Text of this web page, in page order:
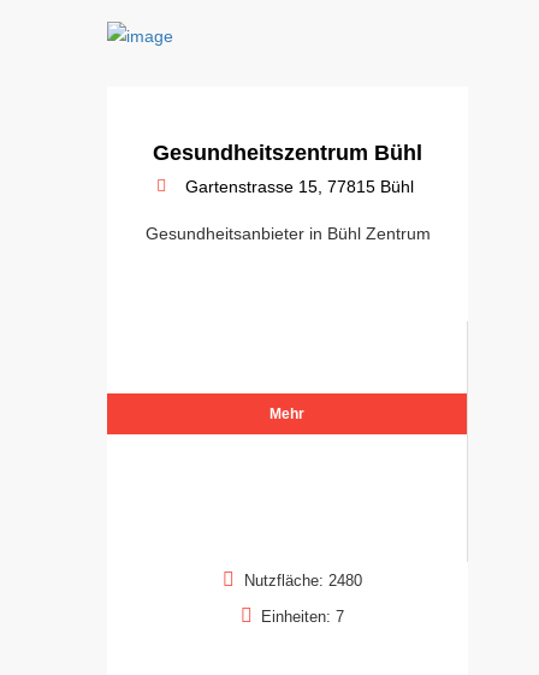
Gesundheitszentrum Bühl
Gartenstrasse 15, 77815 Bühl
Gesundheitsanbieter in Bühl Zentrum
Mehr
Nutzfläche: 2480
Einheiten: 7